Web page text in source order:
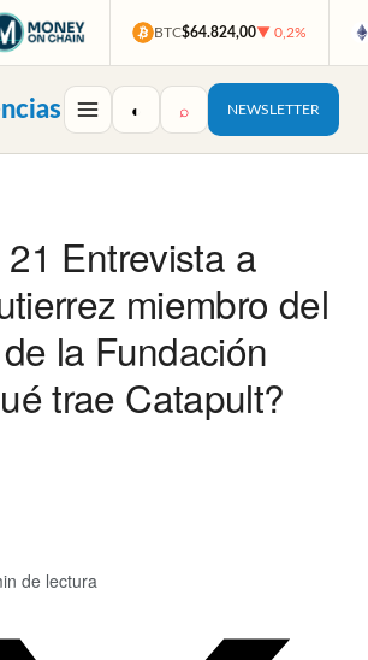
BTC$64.824,00▼ 0,2%
◐ ⌕ NEWSLETTER
Entrevista a
miembro del
la Fundación
trae Catapult?
de lectura